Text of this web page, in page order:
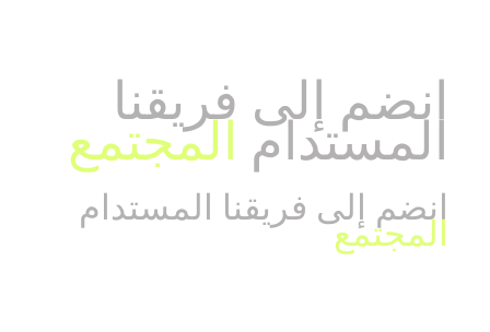
انضم إلى فريقنا
المستدام المجتمع
انضم إلى فريقنا المستدام
المجتمع